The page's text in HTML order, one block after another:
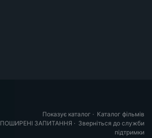
Показує каталог · Каталог фільмів
ПОШИРЕНІ ЗАПИТАННЯ · Зверніться до служби
підтримки